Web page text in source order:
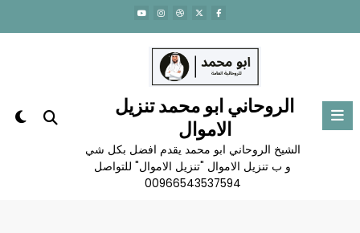
المحتوى
الروحاني ابو محمد تنزيل
الاموال
الشيخ الروحاني ابو محمد يقدم افضل بكل شي
و ب تنزيل الاموال "تنزيل الاموال" للتواصل
00966543537594